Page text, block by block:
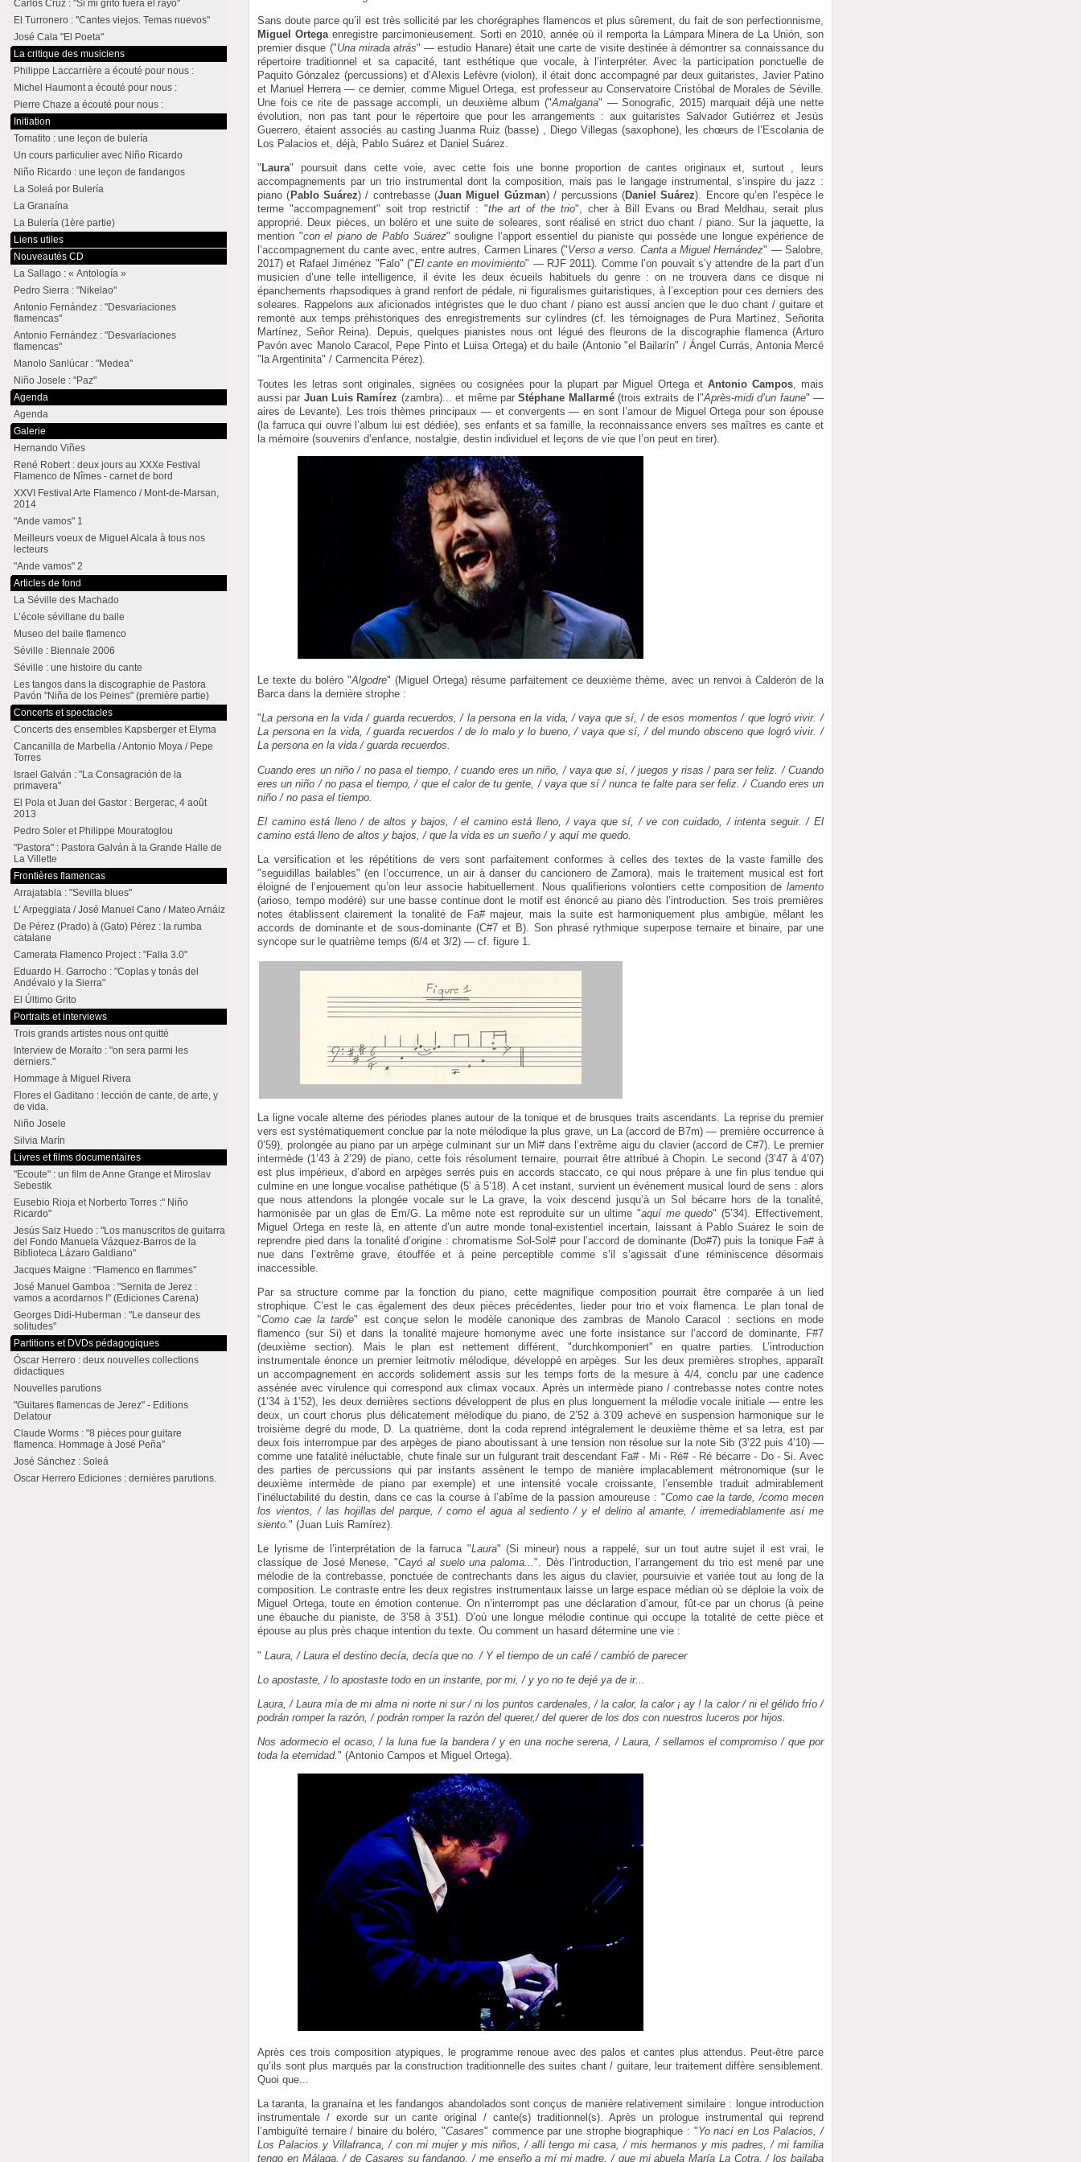
Sans doute parce qu’il est très sollicité par les chorégraphes flamencos et plus sûrement, du fait de son perfectionnisme,
Miguel Ortegaenregistre parcimonieusement. Sorti en 2010, année où il remporta la Lámpara Minera de La Unión, son
premier disque ("Una mirada atrás" — estudio Hanare) était une carte de visite destinée à démontrer sa connaissance du
répertoire traditionnel et sa capacité, tant esthétique que vocale, à l’interpréter. Avec la participation ponctuelle de
Paquito Gónzalez (percussions) et d’Alexis Lefèvre (violon), il était donc accompagné par deux guitaristes, Javier Patino
et Manuel Herrera — ce dernier, comme Miguel Ortega, est professeur au Conservatoire Cristóbal de Morales de Séville.
Une fois ce rite de passage accompli, un deuxième album ("Amalgana" — Sonografic, 2015) marquait déjà une nette
évolution, non pas tant pour le répertoire que pour les arrangements : aux guitaristes Salvador Gutiérrez et Jesús
Guerrero, étaient associés au casting Juanma Ruiz (basse) , Diego Villegas (saxophone), les chœurs de l’Escolania de
Los Palacios et, déjà, Pablo Suárez et Daniel Suárez.
" Laura" poursuit dans cette voie, avec cette fois une bonne proportion de cantes originaux et, surtout , leurs
accompagnements par un trio instrumental dont la composition, mais pas le langage instrumental, s’inspire du jazz :
piano ( Pablo Suárez) / contrebasse (Juan Miguel Gúzman) / percussions (Daniel Suárez). Encore qu’en l’espèce le
terme "accompagnement" soit trop restrictif : "the art of the trio", cher à Bill Evans ou Brad Meldhau, serait plus
approprié. Deux pièces, un boléro et une suite de soleares, sont réalisé en strict duo chant / piano. Sur la jaquette, la
mention "con el piano de Pablo Suárez" souligne l’apport essentiel du pianiste qui possède une longue expérience de
l’accompagnement du cante avec, entre autres, Carmen Linares ("Verso a verso. Canta a Miguel Hernández" — Salobre,
2017) et Rafael Jiménez "Falo" ("El cante en movimiento" — RJF 2011). Comme l’on pouvait s’y attendre de la part d’un
musicien d’une telle intelligence, il évite les deux écueils habituels du genre : on ne trouvera dans ce disque ni
épanchements rhapsodiques à grand renfort de pédale, ni figuralismes guitaristiques, à l’exception pour ces derniers des
soleares. Rappelons aux aficionados intégristes que le duo chant / piano est aussi ancien que le duo chant / guitare et
remonte aux temps préhistoriques des enregistrements sur cylindres (cf. les témoignages de Pura Martínez, Señorita
Martínez, Señor Reina). Depuis, quelques pianistes nous ont légué des fleurons de la discographie flamenca (Arturo
Pavón avec Manolo Caracol, Pepe Pinto et Luisa Ortega) et du baile (Antonio "el Bailarín" / Ángel Currás, Antonia Mercé
"la Argentinita" / Carmencita Pérez).
Toutes les letras sont originales, signées ou cosignées pour la plupart par Miguel Ortega et Antonio Campos, mais
aussi par Juan Luis Ramírez (zambra)... et même parStéphane Mallarmé(trois extraits de l"Après-midi d’un faune" —
aires de Levante). Les trois thèmes principaux — et convergents — en sont l’amour de Miguel Ortega pour son épouse
(la farruca qui ouvre l’album lui est dédiée), ses enfants et sa famille, la reconnaissance envers ses maîtres es cante et
la mémoire (souvenirs d’enfance, nostalgie, destin individuel et leçons de vie que l’on peut en tirer).
Le texte du boléro "Algodre" (Miguel Ortega) résume parfaitement ce deuxième thème, avec un renvoi à Calderón de la
Barca dans la dernière strophe :
"La persona en la vida / guarda recuerdos, / la persona en la vida, / vaya que sí, / de esos momentos / que logró vivir. /
La persona en la vida, / guarda recuerdos / de lo malo y lo bueno, / vaya que sí, / del mundo obsceno que logró vivir. /
La persona en la vida / guarda recuerdos.
Cuando eres un niño / no pasa el tiempo, / cuando eres un niño, / vaya que sí, / juegos y risas / para ser feliz. / Cuando
eres un niño / no pasa el tiempo, / que el calor de tu gente, / vaya que sí / nunca te falte para ser feliz. / Cuando eres un
niño / no pasa el tiempo.
El camino está lleno / de altos y bajos, / el camino está lleno, / vaya que sí, / ve con cuidado, / intenta seguir. / El
camino está lleno de altos y bajos, / que la vida es un sueño / y aquí me quedo.
La versification et les répétitions de vers sont parfaitement conformes à celles des textes de la vaste famille des
"seguidillas bailables" (en l’occurrence, un air à danser du cancionero de Zamora), mais le traitement musical est fort
éloigné de l’enjouement qu’on leur associe habituellement. Nous qualifierions volontiers cette composition de lamento
(arioso, tempo modéré) sur une basse continue dont le motif est énoncé au piano dès l’introduction. Ses trois premières
notes établissent clairement la tonalité de Fa# majeur, mais la suite est harmoniquement plus ambigüe, mêlant les
accords de dominante et de sous-dominante (C#7 et B). Son phrasé rythmique superpose ternaire et binaire, par une
syncope sur le quatrième temps (6/4 et 3/2) — cf. figure 1.
La ligne vocale alterne des périodes planes autour de la tonique et de brusques traits ascendants. La reprise du premier
vers est systématiquement conclue par la note mélodique la plus grave, un La (accord de B7m) — première occurrence à
0’59), prolongée au piano par un arpège culminant sur un Mi# dans l’extrême aigu du clavier (accord de C#7). Le premier
intermède (1’43 à 2’29) de piano, cette fois résolument ternaire, pourrait être attribué à Chopin. Le second (3’47 à 4’07)
est plus impérieux, d’abord en arpèges serrés puis en accords staccato, ce qui nous prépare à une fin plus tendue qui
culmine en une longue vocalise pathétique (5’ à 5’18). A cet instant, survient un événement musical lourd de sens : alors
que nous attendons la plongée vocale sur le La grave, la voix descend jusqu’à un Sol bécarre hors de la tonalité,
harmonisée par un glas de Em/G. La même note est reproduite sur un ultime "aquí me quedo" (5’34). Effectivement,
Miguel Ortega en reste là, en attente d’un autre monde tonal-existentiel incertain, laissant à Pablo Suárez le soin de
reprendre pied dans la tonalité d’origine : chromatisme Sol-Sol# pour l’accord de dominante (Do#7) puis la tonique Fa# à
nue dans l’extrême grave, étouffée et à peine perceptible comme s’il s’agissait d’une réminiscence désormais
inaccessible.
Par sa structure comme par la fonction du piano, cette magnifique composition pourrait être comparée à un lied
strophique. C’est le cas également des deux pièces précédentes, lieder pour trio et voix flamenca. Le plan tonal de
"Como cae la tarde" est conçue selon le modèle canonique des zambras de Manolo Caracol : sections en mode
flamenco (sur Si) et dans la tonalité majeure homonyme avec une forte insistance sur l’accord de dominante, F#7
(deuxième section). Mais le plan est nettement différent, "durchkomponiert" en quatre parties. L’introduction
instrumentale énonce un premier leitmotiv mélodique, développé en arpèges. Sur les deux premières strophes, apparaît
un accompagnement en accords solidement assis sur les temps forts de la mesure à 4/4, conclu par une cadence
assénée avec virulence qui correspond aux climax vocaux. Après un intermède piano / contrebasse notes contre notes
(1’34 à 1’52), les deux dernières sections développent de plus en plus longuement la mélodie vocale initiale — entre les
deux, un court chorus plus délicatement mélodique du piano, de 2’52 à 3’09 achevé en suspension harmonique sur le
troisième degré du mode, D. La quatrième, dont la coda reprend intégralement le deuxième thème et sa letra, est par
deux fois interrompue par des arpèges de piano aboutissant à une tension non résolue sur la note Sib (3’22 puis 4’10) —
comme une fatalité inéluctable, chute finale sur un fulgurant trait descendant Fa# - Mi - Ré# - Ré bécarre - Do - Si. Avec
des parties de percussions qui par instants assènent le tempo de manière implacablement métronomique (sur le
deuxième intermède de piano par exemple) et une intensité vocale croissante, l’ensemble traduit admirablement
l’inéluctabilité du destin, dans ce cas la course à l’abîme de la passion amoureuse : "Como cae la tarde, /como mecen
los vientos, / las hojillas del parque, / como el agua al sediento / y el delirio al amante, / irremediablamente así me
siento." (Juan Luis Ramírez).
Le lyrisme de l’interprétation de la farruca "Laura" (Si mineur) nous a rappelé, sur un tout autre sujet il est vrai, le
classique de José Menese, "Cayó al suelo una paloma...". Dès l’introduction, l’arrangement du trio est mené par une
mélodie de la contrebasse, ponctuée de contrechants dans les aigus du clavier, poursuivie et variée tout au long de la
composition. Le contraste entre les deux registres instrumentaux laisse un large espace médian où se déploie la voix de
Miguel Ortega, toute en émotion contenue. On n’interrompt pas une déclaration d’amour, fût-ce par un chorus (à peine
une ébauche du pianiste, de 3’58 à 3’51). D’où une longue mélodie continue qui occupe la totalité de cette pièce et
épouse au plus près chaque intention du texte. Ou comment un hasard détermine une vie :
" Laura, / Laura el destino decía, decía que no. / Y el tiempo de un café / cambió de parecer
Lo apostaste, / lo apostaste todo en un instante, por mi, / y yo no te dejé ya de ir...
Laura, / Laura mía de mi alma ni norte ni sur / ni los puntos cardenales, / la calor, la calor ¡ ay ! la calor / ni el gélido frío /
podrán romper la razón, / podrán romper la razón del querer,/ del querer de los dos con nuestros luceros por hijos.
Nos adormecio el ocaso, / la luna fue la bandera / y en una noche serena, / Laura, / sellamos el compromiso / que por
toda la eternidad." (Antonio Campos et Miguel Ortega).
Après ces trois composition atypiques, le programme renoue avec des palos et cantes plus attendus. Peut-être parce
qu’ils sont plus marqués par la construction traditionnelle des suites chant / guitare, leur traitement diffère sensiblement.
Quoi que...
La taranta, la granaína et les fandangos abandolados sont conçus de manière relativement similaire : longue introduction
instrumentale / exorde sur un cante original / cante(s) traditionnel(s). Après un prologue instrumental qui reprend
l’ambiguïté ternaire / binaire du boléro, "Casares" commence par une strophe biographique : "Yo nací en Los Palacios, /
Los Palacios y Villafranca, / con mi mujer y mis niños, / allí tengo mi casa, / mis hermanos y mis padres, / mi familia
tengo en Málaga, / de Casares su fandango, / me enseño a mí mi madre, / que mi abuela María La Cotra, / los bailaba
Carlos Cruz : "Si mi grito fuera el rayo"
El Turronero : "Cantes viejos. Temas nuevos"
José Cala "El Poeta"
La critique des musiciens
Philippe Laccarrière a écouté pour nous :
Michel Haumont a écouté pour nous :
Pierre Chaze a écouté pour nous :
Initiation
Tomatito : une leçon de bulería
Un cours particulier avec Niño Ricardo
Niño Ricardo : une leçon de fandangos
La Soleá por Bulería
La Granaína
La Bulería (1ère partie)
Liens utiles
Nouveautés CD
La Sallago : « Antología »
Pedro Sierra : "Nikelao"
Antonio Fernández : "Desvariaciones
flamencas"
Antonio Fernández : "Desvariaciones
flamencas"
Manolo Sanlúcar : "Medea"
Niño Josele : "Paz"
Agenda
Agenda
Galerie
Hernando Viñes
René Robert : deux jours au XXXe Festival
Flamenco de Nîmes - carnet de bord
XXVI Festival Arte Flamenco / Mont-de-Marsan,
2014
"Ande vamos" 1
Meilleurs voeux de Miguel Alcala à tous nos
lecteurs
"Ande vamos" 2
Articles de fond
La Séville des Machado
L’école sévillane du baile
Museo del baile flamenco
Séville : Biennale 2006
Séville : une histoire du cante
Les tangos dans la discographie de Pastora
Pavón "Niña de los Peines" (première partie)
Concerts et spectacles
Concerts des ensembles Kapsberger et Elyma
Cancanilla de Marbella / Antonio Moya / Pepe
Torres
Israel Galván : "La Consagración de la
primavera"
El Pola et Juan del Gastor : Bergerac, 4 août
2013
Pedro Soler et Philippe Mouratoglou
"Pastora" : Pastora Galván à la Grande Halle de
La Villette
Frontières flamencas
Arrajatabla : "Sevilla blues"
L’ Arpeggiata / José Manuel Cano / Mateo Arnáiz
De Pérez (Prado) à (Gato) Pérez : la rumba
catalane
Camerata Flamenco Project : "Falla 3.0"
Eduardo H. Garrocho : "Coplas y tonás del
Andévalo y la Sierra"
El Último Grito
Portraits et interviews
Trois grands artistes nous ont quitté
Interview de Moraíto : "on sera parmi les
derniers."
Hommage à Miguel Rivera
Flores el Gaditano : lección de cante, de arte, y
de vida.
Niño Josele
Silvia Marín
Livres et films documentaires
"Ecoute" : un film de Anne Grange et Miroslav
Sebestik
Eusebio Rioja et Norberto Torres :" Niño
Ricardo"
Jesús Saiz Huedo : "Los manuscritos de guitarra
del Fondo Manuela Vázquez-Barros de la
Biblioteca Lázaro Galdiano"
Jacques Maigne : "Flamenco en flammes"
José Manuel Gamboa : "Sernita de Jerez :
vamos a acordarnos !" (Ediciones Carena)
Georges Didi-Huberman : "Le danseur des
solitudes"
Partitions et DVDs pédagogiques
Óscar Herrero : deux nouvelles collections
didactiques
Nouvelles parutions
"Guitares flamencas de Jerez" - Editions
Delatour
Claude Worms : "8 pièces pour guitare
flamenca. Hommage à José Peña"
José Sánchez : Soleá
Oscar Herrero Ediciones : dernières parutions.